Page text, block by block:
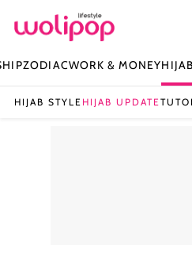
ZODIACWORK & MONEY
HIJAB STYLE HIJAB UPDATE